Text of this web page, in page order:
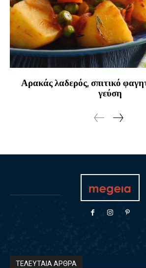
Αρακάς λαδερός, σπιτικό
γεύση
ΤΕΛΕΥΤΑΙΑ ΑΡΘΡΑ